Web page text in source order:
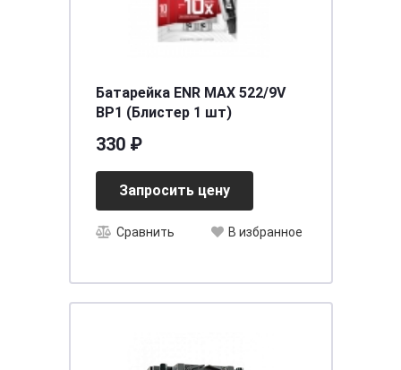
Батарейка ENR MAX 522/9V
BP1 (Блистер 1 шт)
330 ₽
Запросить цену
Сравнить В избранное